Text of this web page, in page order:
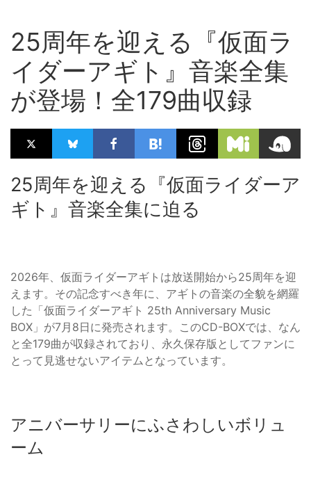
25周年を迎える『仮面ラ
イダーアギト』音楽全集
が登場！全179曲収録
25周年を迎える『仮面ライダーア
ギト』音楽全集に迫る
2026年、仮面ライダーアギトは放送開始から25周年を迎
えます。その記念すべき年に、アギトの音楽の全貌を網羅
した「仮面ライダーアギト 25th Anniversary Music
BOX」が7月8日に発売されます。このCD-BOXでは、なん
と全179曲が収録されており、永久保存版としてファンに
とって見逃せないアイテムとなっています。
アニバーサリーにふさわしいボリュ
ーム